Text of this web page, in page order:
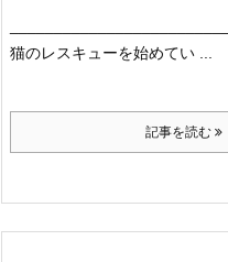
猫のレスキューを始めてい ...
記事を読む